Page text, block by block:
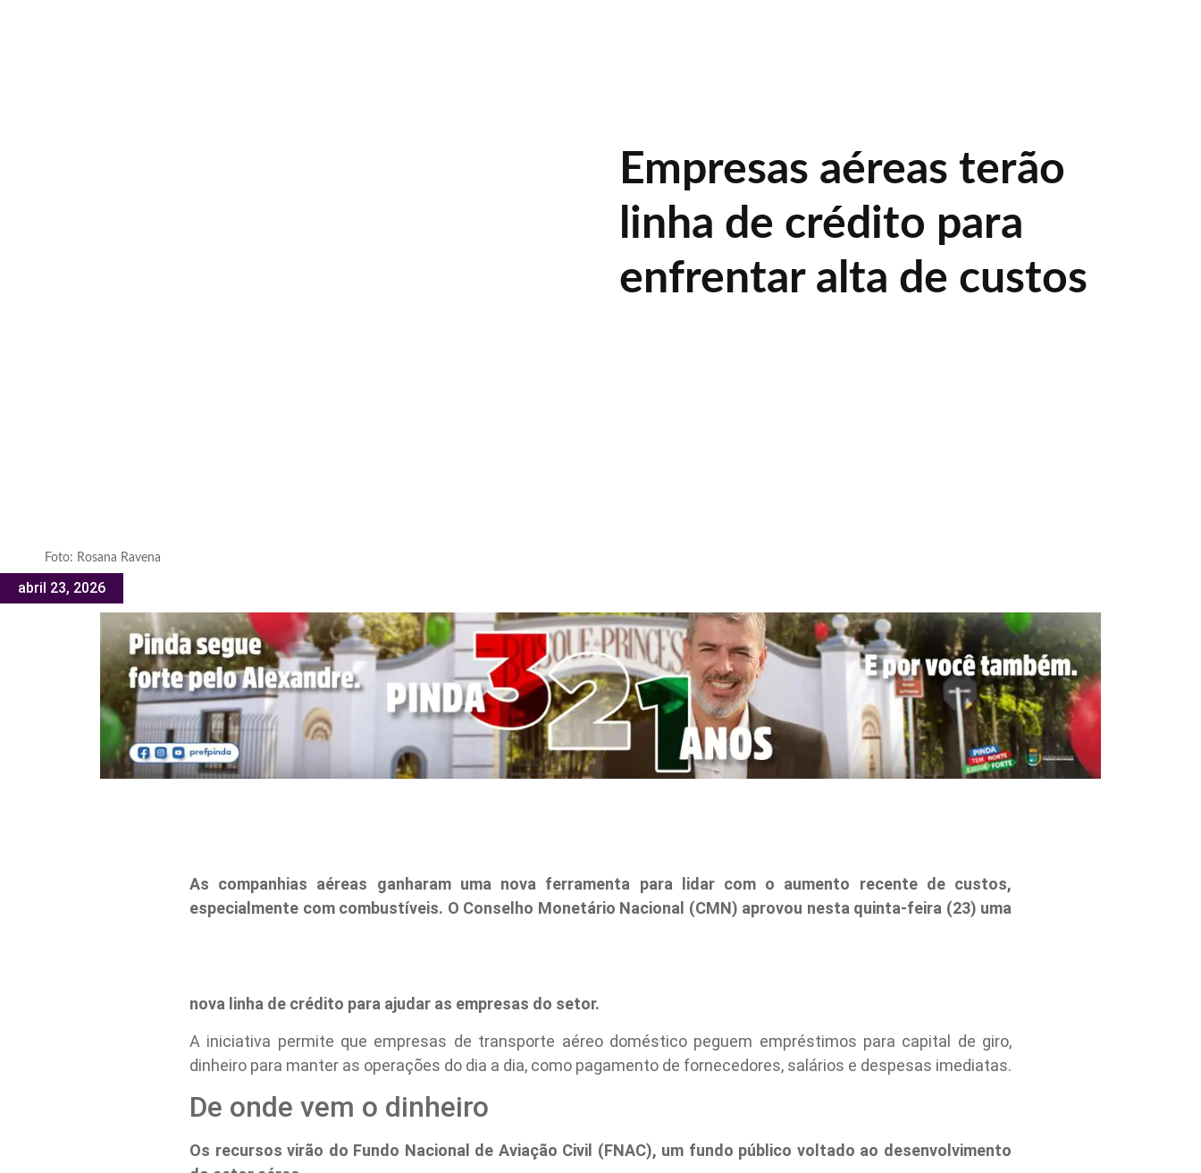
Foto: Rosana Ravena
abril 23, 2026
Empresas aéreas terão
linha de crédito para
enfrentar alta de custos
As companhias aéreas ganharam uma nova ferramenta para lidar com o aumento recente de custos,
especialmente com combustíveis. O Conselho Monetário Nacional (CMN) aprovou nesta quinta-feira (23) uma
nova linha de crédito para ajudar as empresas do setor.
A iniciativa permite que empresas de transporte aéreo doméstico peguem empréstimos para capital de giro,
dinheiro para manter as operações do dia a dia, como pagamento de fornecedores, salários e despesas imediatas.
De onde vem o dinheiro
Os recursos virão do Fundo Nacional de Aviação Civil (FNAC), um fundo público voltado ao desenvolvimento